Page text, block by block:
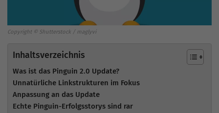
Copyright © Shutterstock / maglyvi
Inhaltsverzeichnis
Was ist das Pinguin 2.0 Update?
Unnatürliche Linkstrukturen im Fokus
Anpassung an das Update
Echte Pinguin-Erfolgsstorys sind rar